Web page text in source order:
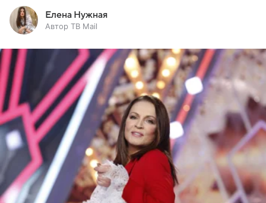
Елена Нужная
Автор ТВ Mail